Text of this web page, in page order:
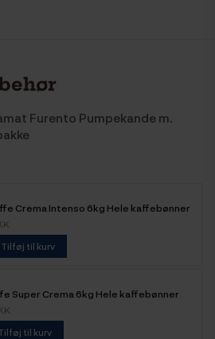
Furento Pumpekande m.
Crema Intenso 6kg Hele kaffebønner
Tilføj til kurv
Super Crema 6kg Hele kaffebønner
til kurv